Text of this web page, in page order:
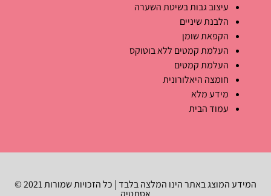
עיצוב גבות בשיטת השערה
הלבנת שיניים
הקפאת שומן
העלמת קמטים ללא בוטוקס
העלמת קמטים
חומצה היאלורונית
מידע מלא
עמוד הבית
המידע המוצג באתר הינו המלצה בלבד | כל הזכויות שמורות 2021 ©